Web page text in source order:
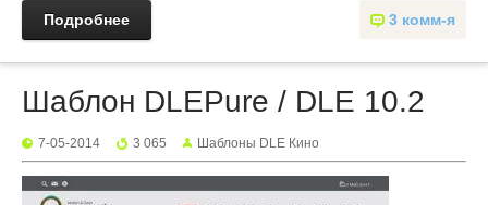
3 комм-я
Подробнее
Шаблон DLEPure / DLE 10.2
7-05-2014 3 065 Шаблоны DLE Кино